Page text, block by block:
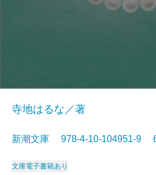
寺地はるな／著
新潮文庫 978-4-10-104951-9
文庫電子書籍あり